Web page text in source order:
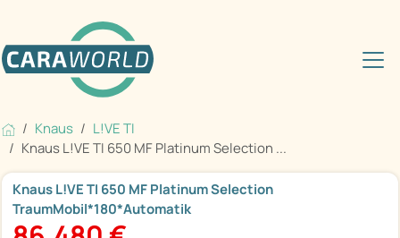
Knaus
L!VE TI
Knaus L!VE TI 650 MF Platinum Selection ...
Knaus L!VE TI 650 MF Platinum Selection
TraumMobil*180*Automatik